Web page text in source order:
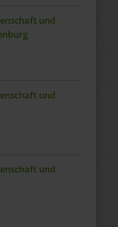
und
und
und